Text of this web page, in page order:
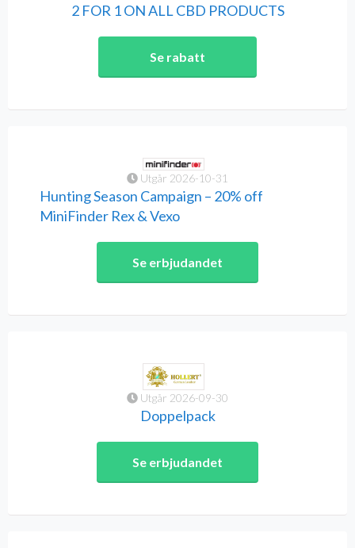
2 FOR 1 ON ALL CBD PRODUCTS
Se rabatt
Utgår 2026-10-31
Hunting Season Campaign – 20% off
MiniFinder Rex & Vexo
Se erbjudandet
Utgår 2026-09-30
Doppelpack
Se erbjudandet